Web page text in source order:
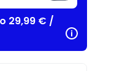
29,99 € /